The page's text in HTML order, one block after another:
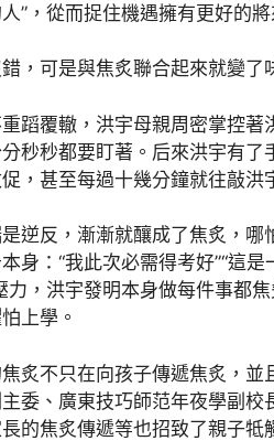
”，從而捉住機遇擁有更好的將
，可是與焦炙聯合起來就變了
蹈覆轍，洪宇母親周密掌控
秒秒都要盯著。后來洪宇有
，甚至每過十幾分鐘就往敲洪
逆反，漸漸就釀成了焦炙，
身：“我此次必需得考好”“這
力，洪宇發明本身做每件事都
上學。
炙不只在向孩子傳遞焦炙，
委、廣東技巧師范年夜學副校
的焦炙傳遞等也招致了親子